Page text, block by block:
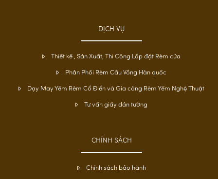
DỊCH VỤ
Thiết kế , Sản Xuất, Thi Công Lắp đặt Rèm cửa
Phân Phối Rèm Cầu Vồng Hàn quốc
Dạy May Yếm Rèm Cổ Điển và Gia công Rèm Yếm Nghệ Thuật
Tư vấn giấy dán tường
CHÍNH SÁCH
Chính sách bảo hành